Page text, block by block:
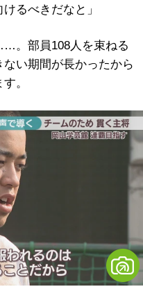
るべきだなと」
。部員108人を束ねる
い期間が長かったから
。